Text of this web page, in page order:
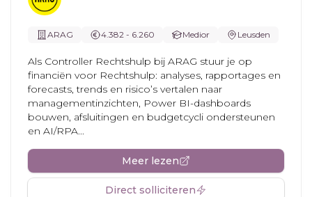
ARAG 4.382 - 6.260 Medior Leusden
Als Controller Rechtshulp bij ARAG stuur je op
financiën voor Rechtshulp: analyses, rapportages en
forecasts, trends en risico’s vertalen naar
managementinzichten, Power BI-dashboards
bouwen, afsluitingen en budgetcycli ondersteunen
en AI/RPA...
Meer lezen
Direct solliciteren